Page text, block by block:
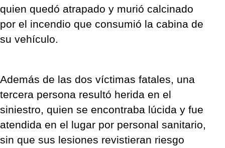
quien quedó atrapado y murió calcinado
por el incendio que consumió la cabina de
su vehículo.
Además de las dos víctimas fatales, una
tercera persona resultó herida en el
siniestro, quien se encontraba lúcida y fue
atendida en el lugar por personal sanitario,
sin que sus lesiones revistieran riesgo